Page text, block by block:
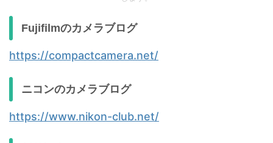
Fujifilmのカメラブログ
https://compactcamera.net/
ニコンのカメラブログ
https://www.nikon-club.net/